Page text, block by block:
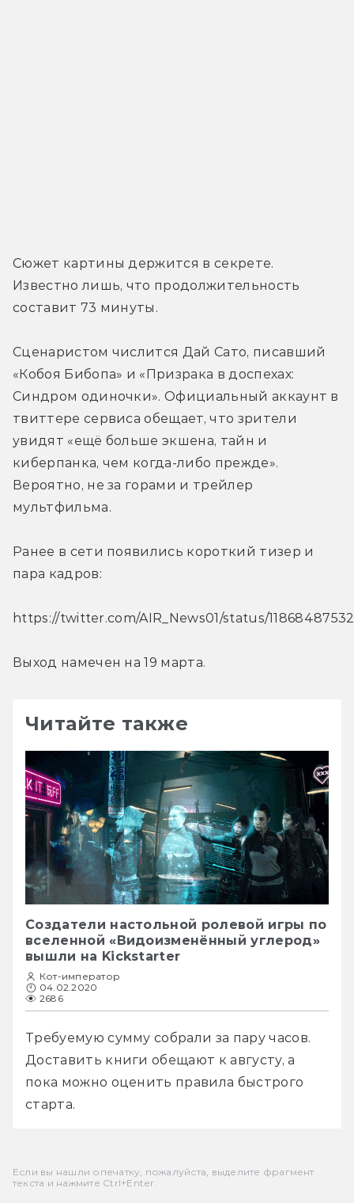
Сюжет картины держится в секрете.
Известно лишь, что продолжительность
составит 73 минуты.
Сценаристом числится Дай Сато, писавший
«Кобоя Бибопа» и «Призрака в доспехах:
Синдром одиночки». Официальный аккаунт в
твиттере сервиса обещает, что зрители
увидят «ещё больше экшена, тайн и
киберпанка, чем когда-либо прежде».
Вероятно, не за горами и трейлер
мультфильма.
Ранее в сети появились короткий тизер и
пара кадров:
https://twitter.com/AIR_News01/status/
Выход намечен на 19 марта.
Читайте также
Создатели настольной ролевой игры по
вселенной «Видоизменённый углерод»
вышли на Kickstarter
Кот-император
04.02.2020
2686
Требуемую сумму собрали за пару часов.
Доставить книги обещают к августу, а
пока можно оценить правила быстрого
старта.
Если вы нашли опечатку, пожалуйста, выделите фрагмент
текста и нажмите Ctrl+Enter.